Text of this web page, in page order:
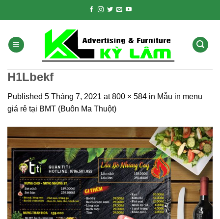
H1Lbekf
Published 5 Tháng 7, 2021 at800 × 584 in Mẫu in menu
giá rẻ tại BMT (Buôn Ma Thuột)